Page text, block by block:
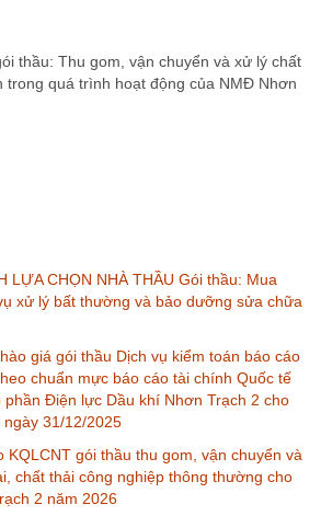
thầu: Thu gom, vận chuyển và xử lý chất
trong quá trình hoạt động của NMĐ Nhơn
LỰA CHỌN NHÀ THẦU Gói thầu: Mua
xử lý bất thường và bảo dưỡng sửa chữa
giá gói thầu Dịch vụ kiểm toán báo cáo
chuẩn mực báo cáo tài chính Quốc tế
phần Điện lực Dầu khí Nhơn Trạch 2 cho
31/12/2025
KQLCNT gói thầu thu gom, vận chuyển và
chất thải công nghiệp thông thường cho
2 năm 2026